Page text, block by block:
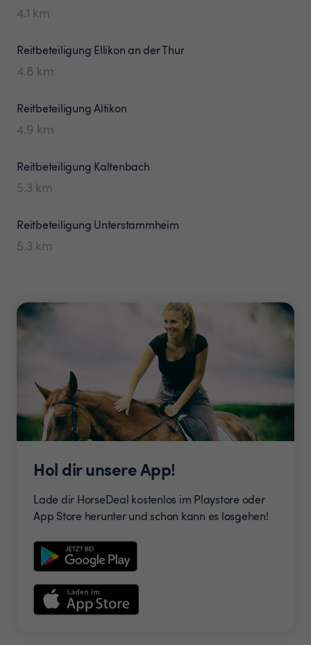
4.1 km
Reitbeteiligung Ellikon an der Thur
4.8 km
ReitbeteiligungAltikon
4.9 km
Reitbeteiligung Kaltenbach
5.3 km
Reitbeteiligung Unterstammheim
5.3 km
Hol dir unsere App!
Lade dir HorseDeal kostenlos im Playstore oder
App Store herunter und schon kann es losgehen!